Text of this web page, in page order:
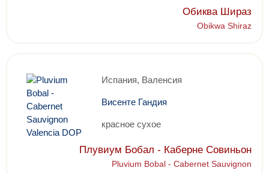
Обиква Шираз
Obikwa Shiraz
Испания, Валенсия
Висенте Гандия
красное сухое
Плувиум Бобал - Каберне Совиньон
Pluvium Bobal - Cabernet Sauvignon